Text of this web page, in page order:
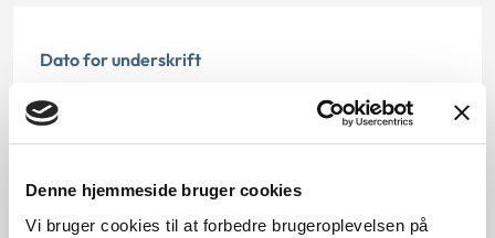
Denne hjemmeside bruger cookies
Vi bruger cookies til at forbedre brugeroplevelsen på
Dato for underskrift
15.12.1993
12.07.2013